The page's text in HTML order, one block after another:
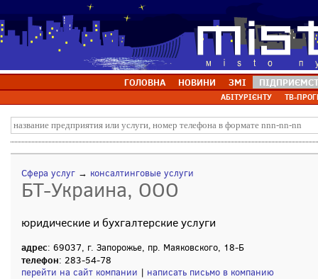
ГОЛОВНА НОВИНИ ЗМІ
АБІТУРІЄНТУ ТВ-
Сфера услуг → консалтинговые услуги
БТ-Украина, ООО
юридические и бухгалтерские услуги
адрес: 69037, г. Запорожье, пр. Маяковского, 18-Б
телефон: 283-54-78
перейти на сайт компании | написать письмо в компанию